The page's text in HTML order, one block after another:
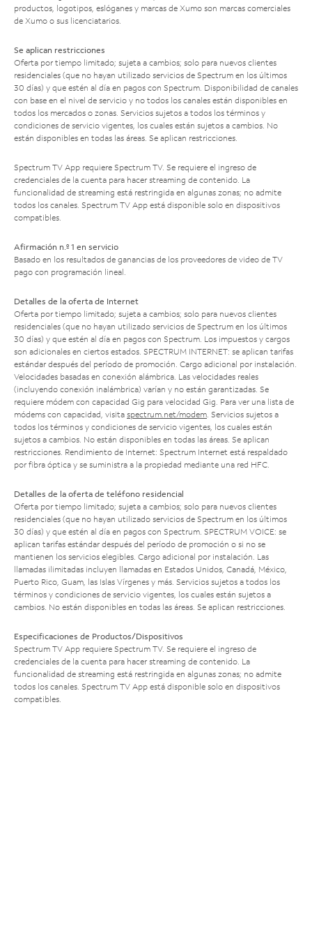
productos, logotipos, eslóganes y marcas de Xumo son marcas comerciales
de Xumo o sus licenciatarios.
Se aplican restricciones
Oferta por tiempo limitado; sujeta a cambios; solo para nuevos clientes
residenciales (que no hayan utilizado servicios de Spectrum en los últimos
30 días) y que estén al día en pagos con Spectrum. Disponibilidad de canales
con base en el nivel de servicio y no todos los canales están disponibles en
todos los mercados o zonas. Servicios sujetos a todos los términos y
condiciones de servicio vigentes, los cuales están sujetos a cambios. No
están disponibles en todas las áreas. Se aplican restricciones.
Spectrum TV App requiere Spectrum TV. Se requiere el ingreso de
credenciales de la cuenta para hacer streaming de contenido. La
funcionalidad de streaming está restringida en algunas zonas; no admite
todos los canales. Spectrum TV App está disponible solo en dispositivos
compatibles.
Afirmación n.º 1 en servicio
Basado en los resultados de ganancias de los proveedores de video de TV
pago con programación lineal.
Detalles de la oferta de Internet
Oferta por tiempo limitado; sujeta a cambios; solo para nuevos clientes
residenciales (que no hayan utilizado servicios de Spectrum en los últimos
30 días) y que estén al día en pagos con Spectrum. Los impuestos y cargos
son adicionales en ciertos estados. SPECTRUM INTERNET: se aplican tarifas
estándar después del período de promoción. Cargo adicional por instalación.
Velocidades basadas en conexión alámbrica. Las velocidades reales
(incluyendo conexión inalámbrica) varían y no están garantizadas. Se
requiere módem con capacidad Gig para velocidad Gig. Para ver una lista de
módems con capacidad, visita spectrum.net/modem. Servicios sujetos a
todos los términos y condiciones de servicio vigentes, los cuales están
sujetos a cambios. No están disponibles en todas las áreas. Se aplican
restricciones. Rendimiento de Internet: Spectrum Internet está respaldado
por fibra óptica y se suministra a la propiedad mediante una red HFC.
Detalles de la oferta de teléfono residencial
Oferta por tiempo limitado; sujeta a cambios; solo para nuevos clientes
residenciales (que no hayan utilizado servicios de Spectrum en los últimos
30 días) y que estén al día en pagos con Spectrum. SPECTRUM VOICE: se
aplican tarifas estándar después del período de promoción o si no se
mantienen los servicios elegibles. Cargo adicional por instalación. Las
llamadas ilimitadas incluyen llamadas en Estados Unidos, Canadá, México,
Puerto Rico, Guam, las Islas Vírgenes y más. Servicios sujetos a todos los
términos y condiciones de servicio vigentes, los cuales están sujetos a
cambios. No están disponibles en todas las áreas. Se aplican restricciones.
Especificaciones de Productos/Dispositivos
Spectrum TV App requiere Spectrum TV. Se requiere el ingreso de
credenciales de la cuenta para hacer streaming de contenido. La
funcionalidad de streaming está restringida en algunas zonas; no admite
todos los canales. Spectrum TV App está disponible solo en dispositivos
compatibles.